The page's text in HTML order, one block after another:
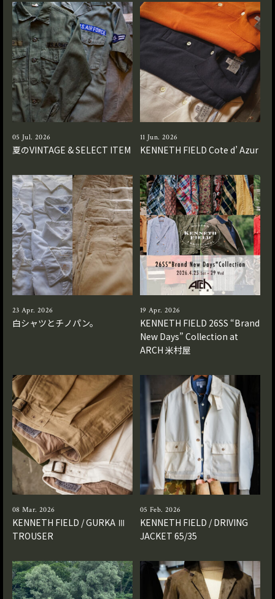
05 Jul. 2026
夏のVINTAGE & SELECT ITEM
11 Jun. 2026
KENNETH FIELD Cote d’ Azur
23 Apr. 2026
白シャツとチノパン。
19 Apr. 2026
KENNETH FIELD 26SS “Brand
New Days” Collection at
ARCH 米村屋
08 Mar. 2026
KENNETH FIELD / GURKA Ⅲ
TROUSER
05 Feb. 2026
KENNETH FIELD / DRIVING
JACKET 65/35